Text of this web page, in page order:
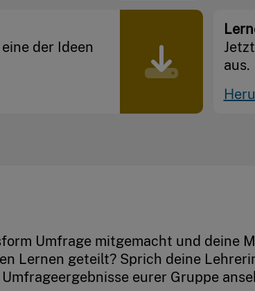
der Ideen
aus.
Umfrage mitgemacht und deine
Lernen geteilt? Sprich deine
eurer Gruppe